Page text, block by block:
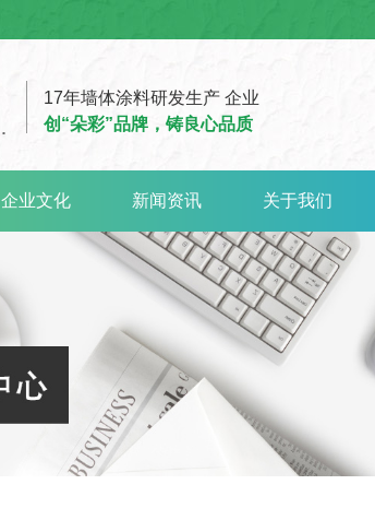
17年墙体涂料研发生产 企业
创“朵彩”品牌，铸良心品质
企业文化 新闻资讯 关于我们